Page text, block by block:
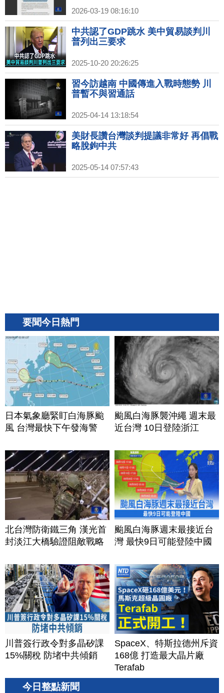
2026-03-19 08:16:10
中共認了GDP跳水 美中貿易談判川
普列出三要求
2025-10-20 20:26:25
習今訪越南 中國傳進入戰時態勢 川
普暫不與習通話
2025-04-14 13:18:54
美財長讚台灣談判提議非常好 再倡戰
略脫鉤中共
2025-05-14 07:57:43
要聞今日熱門
日本氣象廳緊盯白海豚颱
風 台灣最快下午發海警
颱風白海豚襲沖繩 週末最
近台灣 10日登陸浙江
北台灣防衛鐵三角 漢光首
封淡江大橋驗證阻敵戰略
颱風白海豚週末最接近台
灣 最快9日可能登陸中國
川普簽行政令對多晶矽課
15%關稅 防堵中共傾銷
SpaceX、特斯拉德州斥資
168億 打造最大晶片廠
Terafab
今日整點新聞